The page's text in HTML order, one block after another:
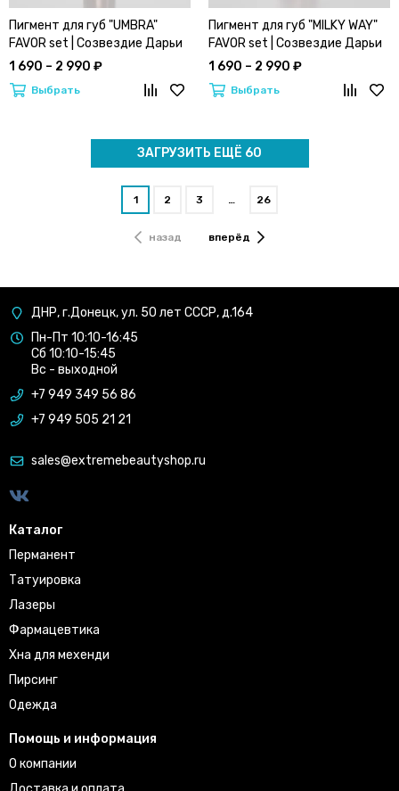
Пигмент для губ "UMBRA"
FAVOR set | Созвездие Дарьи
Резниковой by ETALON MIX
1 690 – 2 990 ₽
Выбрать
Пигмент для губ "MILKY WAY"
FAVOR set | Созвездие Дарьи
Резниковой by ETALON MIX
1 690 – 2 990 ₽
Выбрать
ЗАГРУЗИТЬ ЕЩЁ 60
назад
1 2 3 … 26
вперёд
ДНР, г.Донецк, ул. 50 лет СССР, д.164
Пн-Пт 10:10-16:45
Сб 10:10-15:45
Вс - выходной
+7 949 349 56 86
+7 949 505 21 21
sales@extremebeautyshop.ru
Каталог
Перманент
Татуировка
Лазеры
Фармацевтика
Хна для мехенди
Пирсинг
Одежда
Помощь и информация
О компании